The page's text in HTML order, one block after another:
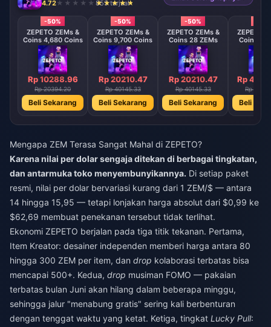
4.72 855 terjual
-50%
ZEPETO ZEMs &
Coins 4,680 Coins
Rp 10288.96
Rp 20394.20
Beli Sekarang
-50%
ZEPETO ZEMs &
Coins 9,700 Coins
Rp 20210.47
Rp 40145.33
Beli Sekarang
-50%
ZEPETO ZEMs &
Coins 28 ZEMs
Rp 20210.47
Rp 40145.33
Beli Sekarang
ZEPETO
Coins 58
Rp
Rp
Beli
Mengapa ZEM Terasa Sangat Mahal di ZEPETO?
Karena nilai per dolar sengaja ditekan di berbagai tingkatan,
dan antarmuka toko menyembunyikannya. Di setiap paket
resmi, nilai per dolar bervariasi kurang dari 1 ZEM/$ — antara
14 hingga 15,95 — tetapi lonjakan harga absolut dari $0,99 ke
$62,69 membuat penekanan tersebut tidak terlihat.
Ekonomi ZEPETO berjalan pada tiga titik tekanan. Pertama,
Item Kreator: desainer independen memberi harga antara 80
hingga 300 ZEM per item, dan drop kolaborasi terbatas bisa
mencapai 500+. Kedua, drop musiman FOMO — pakaian
terbatas bulan Juni akan hilang dalam beberapa minggu,
sehingga jalur "menabung gratis" sering kali berbenturan
dengan tenggat waktu yang ketat. Ketiga, tingkat Lucky Pull: